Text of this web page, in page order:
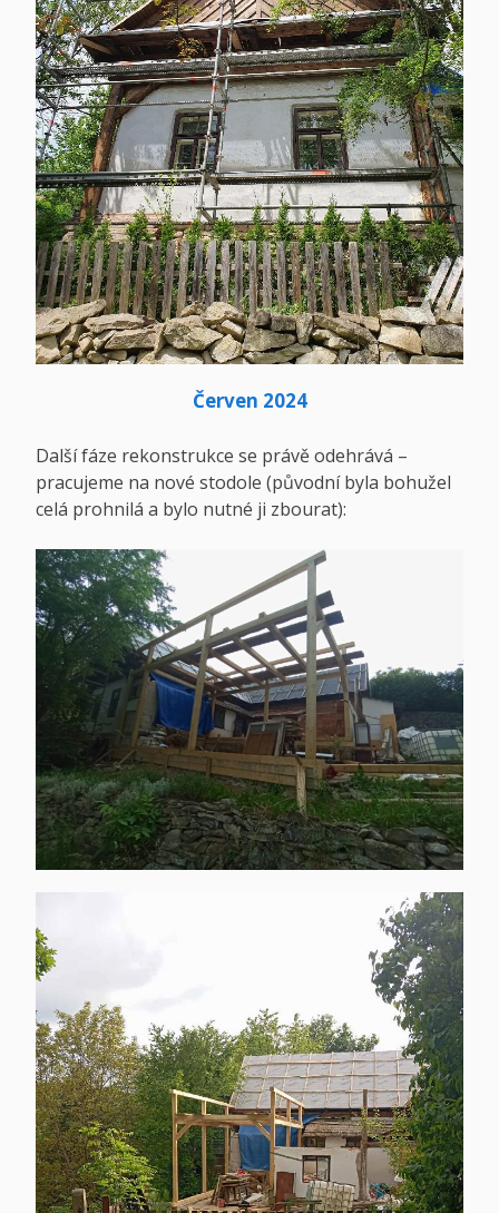
Červen 2024
Další fáze rekonstrukce se právě odehrává –
pracujeme na nové stodole (původní byla bohužel
celá prohnilá a bylo nutné ji zbourat):